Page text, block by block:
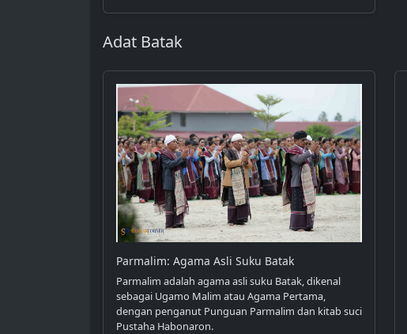
Adat Batak
Parmalim: Agama Asli Suku Batak
Parmalim adalah agama asli suku Batak, dikenal
sebagai Ugamo Malim atau Agama Pertama,
dengan penganut Punguan Parmalim dan kitab suci
Pustaha Habonaron.